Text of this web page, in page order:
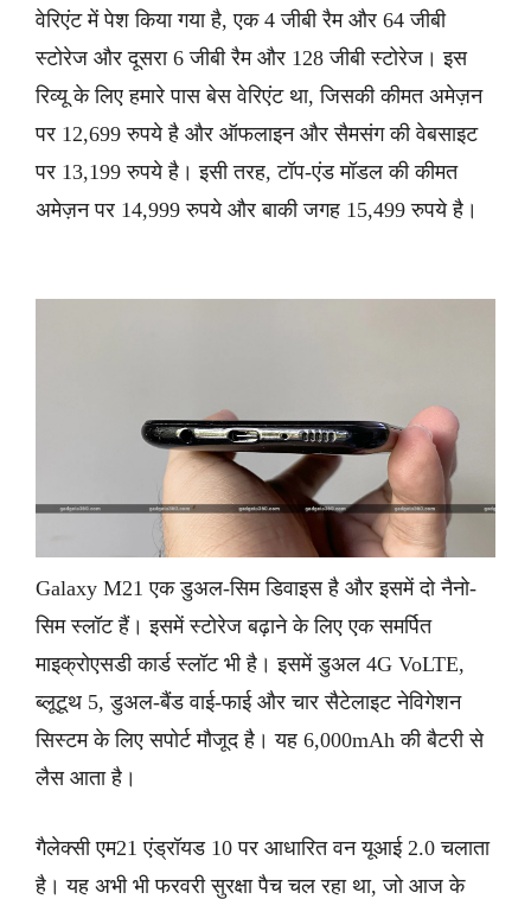
वेरिएंट में पेश किया गया है, एक 4 जीबी रैम और 64 जीबी
स्टोरेज और दूसरा 6 जीबी रैम और 128 जीबी स्टोरेज। इस
रिव्यू के लिए हमारे पास बेस वेरिएंट था, जिसकी कीमत अमेज़न
पर 12,699 रुपये है और ऑफलाइन और सैमसंग की वेबसाइट
पर 13,199 रुपये है। इसी तरह, टॉप-एंड मॉडल की कीमत
अमेज़न पर 14,999 रुपये और बाकी जगह 15,499 रुपये है।
Galaxy M21 एक डुअल-सिम डिवाइस है और इसमें दो नैनो-
सिम स्लॉट हैं। इसमें स्टोरेज बढ़ाने के लिए एक समर्पित
माइक्रोएसडी कार्ड स्लॉट भी है। इसमें डुअल 4G VoLTE,
ब्लूटूथ 5, डुअल-बैंड वाई-फाई और चार सैटेलाइट नेविगेशन
सिस्टम के लिए सपोर्ट मौजूद है। यह 6,000mAh की बैटरी से
लैस आता है।
गैलेक्सी एम21 एंड्रॉयड 10 पर आधारित वन यूआई 2.0 चलाता
है। यह अभी भी फरवरी सुरक्षा पैच चल रहा था, जो आज के